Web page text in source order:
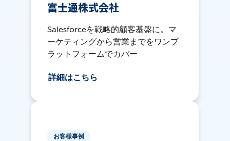
富士通株式会社
Salesforceを戦略的顧客基盤に。マ
ーケティングから営業までをワンプ
ラットフォームでカバー
詳細はこちら
お客様事例